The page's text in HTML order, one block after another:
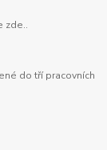
zde..
do tří pracovních